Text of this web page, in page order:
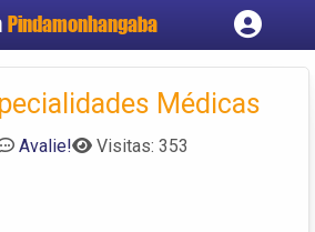
Pindamonhangaba
Cadastrar empresa
Criar conta
Médicas
Avalie! Visitas: 353